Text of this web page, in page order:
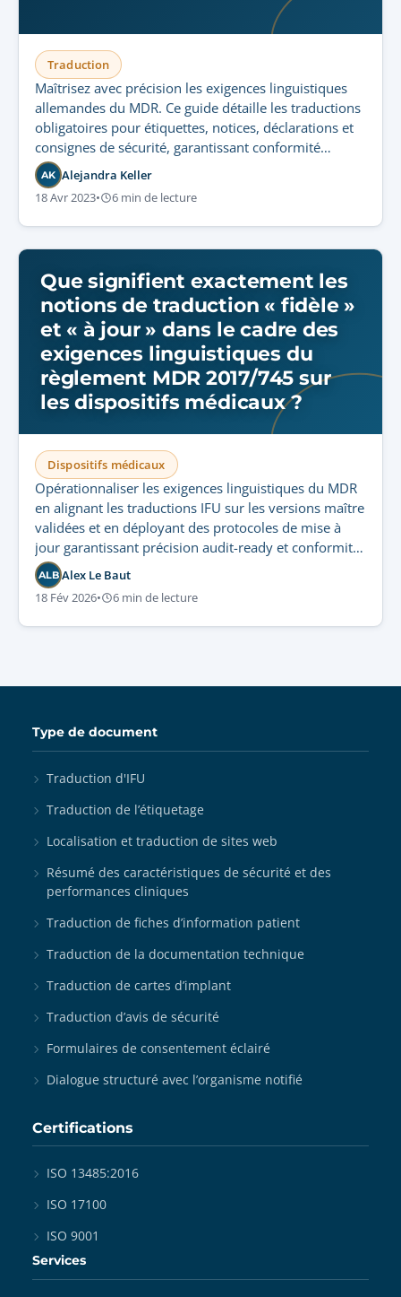
Traduction
Maîtrisez avec précision les exigences linguistiques
allemandes du MDR. Ce guide détaille les traductions
obligatoires pour étiquettes, notices, déclarations et
consignes de sécurité, garantissant conformité
réglementaire et sécurité des patients.
AK Alejandra Keller
18 Avr 2023• 6 min de lecture
Que signifient exactement les
notions de traduction « fidèle »
et « à jour » dans le cadre des
exigences linguistiques du
règlement MDR 2017/745 sur
les dispositifs médicaux ?
Dispositifs médicaux
Opérationnaliser les exigences linguistiques du MDR
en alignant les traductions IFU sur les versions maître
validées et en déployant des protocoles de mise à
jour garantissant précision audit-ready et conformité
réglementaire.
ALB Alex Le Baut
18 Fév 2026• 6 min de lecture
Type de document
Traduction d'IFU
Traduction de l’étiquetage
Localisation et traduction de sites web
Résumé des caractéristiques de sécurité et des
performances cliniques
Traduction de fiches d’information patient
Traduction de la documentation technique
Traduction de cartes d’implant
Traduction d’avis de sécurité
Formulaires de consentement éclairé
Dialogue structuré avec l’organisme notifié
Certifications
ISO 13485:2016
ISO 17100
ISO 9001
Services